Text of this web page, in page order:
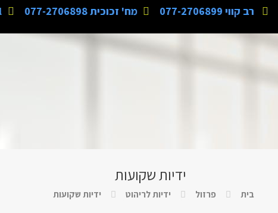
רב קווי 077-2706899 מח' זכוכית 077-2706898
ידיות שקועות
בית פרזול ידיות לריהוט ידיות שקועות